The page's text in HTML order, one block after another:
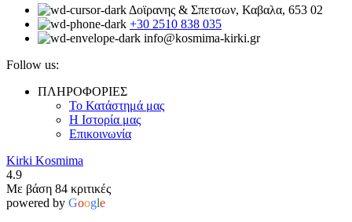
Δοϊρανης & Σπετσων, Καβαλα, 653 02
+30 2510 838 035
info@kosmima-kirki.gr
Follow us:
ΠΛΗΡΟΦΟΡΙΕΣ
Το Κατάστημά μας
Η Ιστορία μας
Επικοινωνία
Kirki Kosmima
4.9
Με βάση 84 κριτικές
powered by Google